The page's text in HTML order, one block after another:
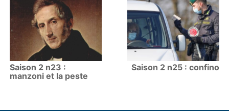
Saison 2 n23 :
manzoni et la peste
Saison 2 n25 : confino